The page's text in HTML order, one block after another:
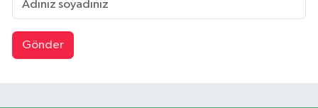
Gönder